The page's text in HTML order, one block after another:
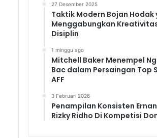
27 Desember 2025
Taktik Modern Bojan Hodak
Menggabungkan
Disiplin
1 minggu ago
Mitchell Baker Menempel
Bac dalam Persaingan Top
AFF
3 Februari 2026
Penampilan Konsisten
Rizky Ridho Di Kompetisi